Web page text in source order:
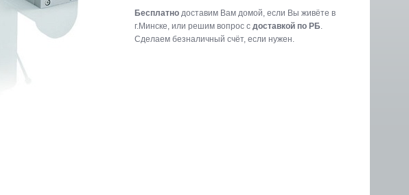
Бесплатнодоставим Вам домой, если Вы живёте в
г.Минске, или решим вопрос с доставкой по РБ.
Cделаем безналичный счёт, если нужен.